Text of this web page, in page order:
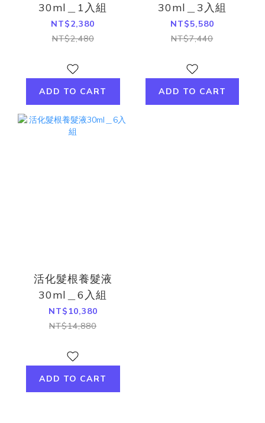
30ml＿1入組
NT$2,380
NT$2,480
ADD TO CART
30ml＿3入組
NT$5,580
NT$7,440
ADD TO CART
活化髮根養髮液
30ml＿6入組
NT$10,380
NT$14,880
ADD TO CART